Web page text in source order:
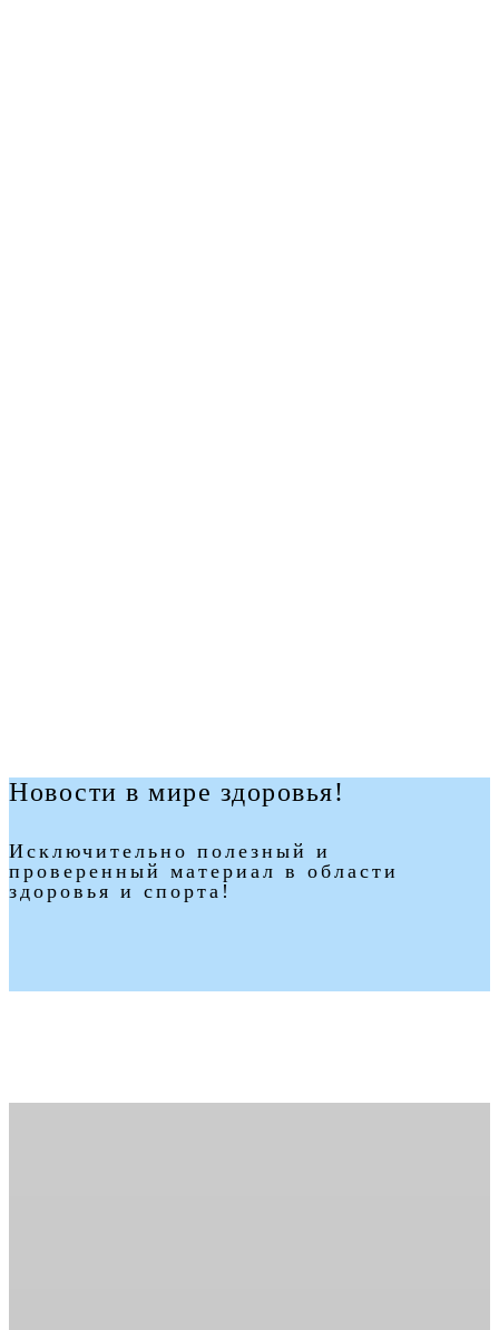
Новости в мире здоровья!
Исключительно полезный и
проверенный материал в области
здоровья и спорта!